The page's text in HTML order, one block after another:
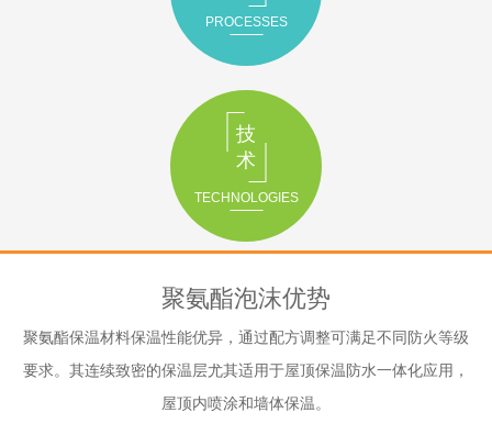
PROCESSES
技
术
TECHNOLOGIES
聚氨酯泡沫优势
聚氨酯保温材料保温性能优异，通过配方调整可满足不同防火等级
要求。其连续致密的保温层尤其适用于屋顶保温防水一体化应用，
屋顶内喷涂和墙体保温。